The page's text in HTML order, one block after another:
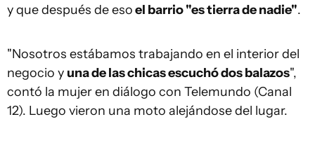
y que después de esoel barrio "es tierra de nadie".
"Nosotros estábamos trabajando en el interior del
negocio y una de las chicas escuchó dos balazos",
contó la mujer en diálogo con Telemundo (Canal
12). Luego vieron una moto alejándose del lugar.